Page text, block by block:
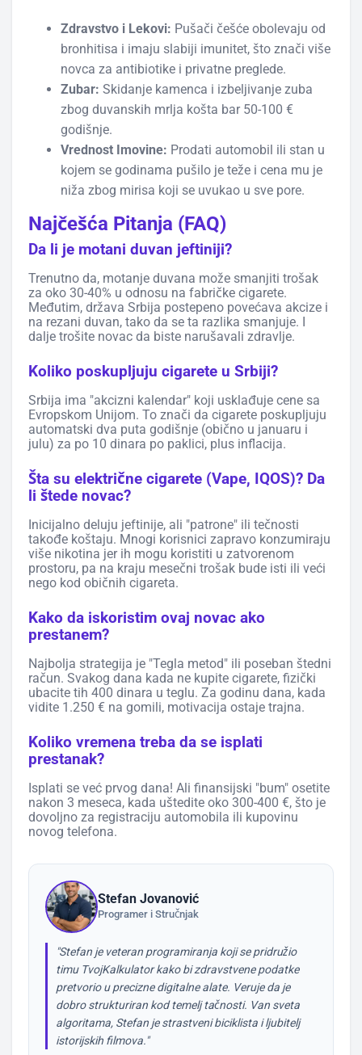
Zdravstvo i Lekovi: Pušači češće obolevaju od
bronhitisa i imaju slabiji imunitet, što znači više
novca za antibiotike i privatne preglede.
Zubar: Skidanje kamenca i izbeljivanje zuba
zbog duvanskih mrlja košta bar 50-100 €
godišnje.
Vrednost Imovine: Prodati automobil ili stan u
kojem se godinama pušilo je teže i cena mu je
niža zbog mirisa koji se uvukao u sve pore.
Najčešća Pitanja (FAQ)
Da li je motani duvan jeftiniji?
Trenutno da, motanje duvana može smanjiti trošak
za oko 30-40% u odnosu na fabričke cigarete.
Međutim, država Srbija postepeno povećava akcize i
na rezani duvan, tako da se ta razlika smanjuje. I
dalje trošite novac da biste narušavali zdravlje.
Koliko poskupljuju cigarete u Srbiji?
Srbija ima "akcizni kalendar" koji usklađuje cene sa
Evropskom Unijom. To znači da cigarete poskupljuju
automatski dva puta godišnje (obično u januaru i
julu) za po 10 dinara po paklici, plus inflacija.
Šta su električne cigarete (Vape, IQOS)? Da
li štede novac?
Inicijalno deluju jeftinije, ali "patrone" ili tečnosti
takođe koštaju. Mnogi korisnici zapravo konzumiraju
više nikotina jer ih mogu koristiti u zatvorenom
prostoru, pa na kraju mesečni trošak bude isti ili veći
nego kod običnih cigareta.
Kako da iskoristim ovaj novac ako
prestanem?
Najbolja strategija je "Tegla metod" ili poseban štedni
račun. Svakog dana kada ne kupite cigarete, fizički
ubacite tih 400 dinara u teglu. Za godinu dana, kada
vidite 1.250 € na gomili, motivacija ostaje trajna.
Koliko vremena treba da se isplati
prestanak?
Isplati se već prvog dana! Ali finansijski "bum" osetite
nakon 3 meseca, kada uštedite oko 300-400 €, što je
dovoljno za registraciju automobila ili kupovinu
novog telefona.
Stefan Jovanović
Programer i Stručnjak
"Stefan je veteran programiranja koji se pridružio
timu TvojKalkulator kako bi zdravstvene podatke
pretvorio u precizne digitalne alate. Veruje da je
dobro strukturiran kod temelj tačnosti. Van sveta
algoritama, Stefan je strastveni biciklista i ljubitelj
istorijskih filmova."